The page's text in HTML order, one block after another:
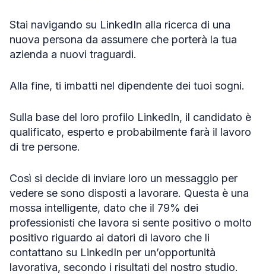
Stai navigando su LinkedIn alla ricerca di una
nuova persona da assumere che porterà la tua
azienda a nuovi traguardi.
Alla fine, ti imbatti nel dipendente dei tuoi sogni.
Sulla base del loro profilo LinkedIn, il candidato è
qualificato, esperto e probabilmente farà il lavoro
di tre persone.
Così si decide di inviare loro un messaggio per
vedere se sono disposti a lavorare. Questa è una
mossa intelligente, dato che il 79% dei
professionisti che lavora si sente positivo o molto
positivo riguardo ai datori di lavoro che li
contattano su LinkedIn per un’opportunità
lavorativa, secondo i risultati del nostro studio.